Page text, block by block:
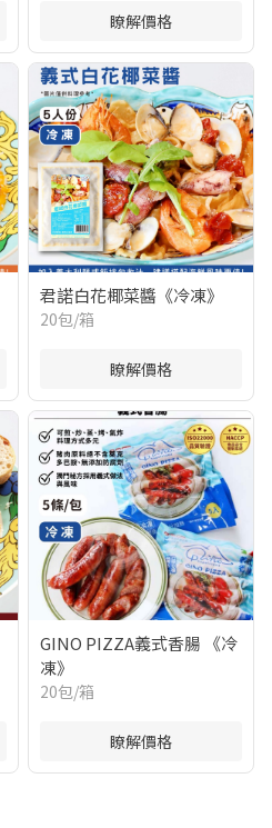
瞭解價格
君諾白花椰菜醬《冷凍》
20包/箱
瞭解價格
GINO PIZZA義式香腸 《冷
凍》
20包/箱
瞭解價格